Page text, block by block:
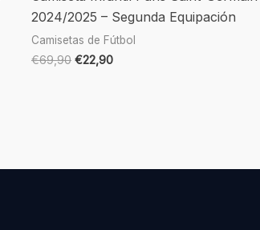
2024/2025 – Segunda Equipación
Camisetas de Fútbol
€69,90 €22,90